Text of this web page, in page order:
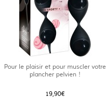
Pour le plaisir et pour muscler votre
plancher pelvien !
19,90€